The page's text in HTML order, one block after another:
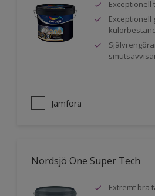
Exceptionell
Exceptionell
Jämföra
Nordsjö One Super Tech
Extremt bra